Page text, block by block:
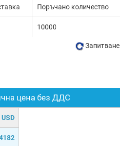
цена без ДДС
USD
Поръчано количество
10000
Запитване